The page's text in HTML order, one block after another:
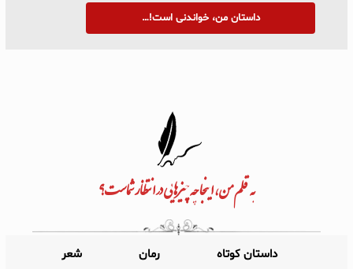
داستان من، خواندنی است!…
به قلم من، اینجا چه چیزهایی در انتظار شماست؟
داستان کوتاه رمان شعر